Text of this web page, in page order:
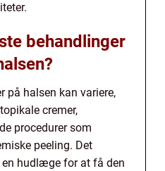
behandlinger
på halsen kan variere,
cremer,
procedurer som
peeling. Det
hudlæge for at få den